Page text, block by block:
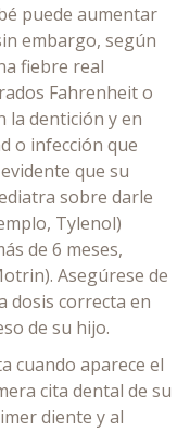
puede aumentar
embargo, según
fiebre real
Fahrenheit o
la dentición y en
o infección que
que su
sobre darle
Tylenol)
de 6 meses,
Asegúrese de
dosis correcta en
de su hijo.
cuando aparece el
cita dental de su
diente y al